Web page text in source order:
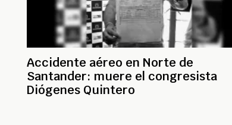
Accidente aéreo en Norte de
Santander: muere el congresista
Diógenes Quintero